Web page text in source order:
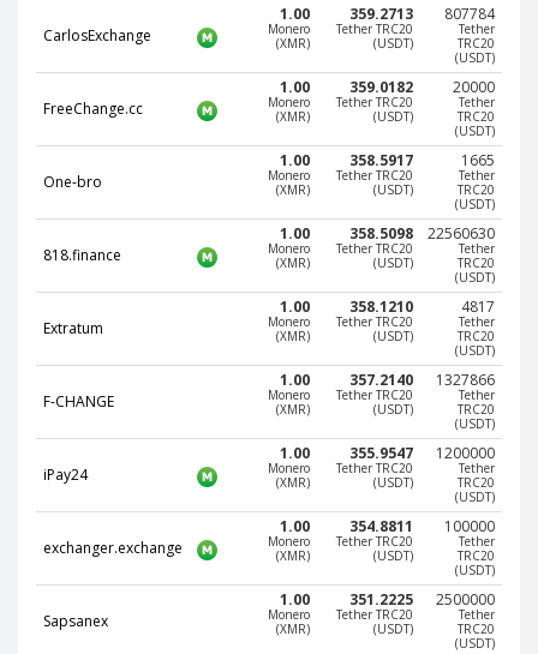
CarlosExchange
1.00
Monero
(XMR)
359.2713
Tether TRC20
(USDT)
807784
Tether
TRC20
(USDT)
FreeChange.cc
1.00
Monero
(XMR)
359.0182
Tether TRC20
(USDT)
20000
Tether
TRC20
(USDT)
One-bro
1.00
Monero
(XMR)
358.5917
Tether TRC20
(USDT)
1665
Tether
TRC20
(USDT)
818.finance
1.00
Monero
(XMR)
358.5098
Tether TRC20
(USDT)
22560630
Tether
TRC20
(USDT)
Extratum
1.00
Monero
(XMR)
358.1210
Tether TRC20
(USDT)
4817
Tether
TRC20
(USDT)
F-CHANGE
1.00
Monero
(XMR)
357.2140
Tether TRC20
(USDT)
1327866
Tether
TRC20
(USDT)
iPay24
1.00
Monero
(XMR)
355.9547
Tether TRC20
(USDT)
1200000
Tether
TRC20
(USDT)
exchanger.exchange
1.00
Monero
(XMR)
354.8811
Tether TRC20
(USDT)
100000
Tether
TRC20
(USDT)
Sapsanex
1.00
Monero
(XMR)
351.2225
Tether TRC20
(USDT)
2500000
Tether
TRC20
(USDT)
Bitcoin (BTC)
Ethereum
(ETH)
Monero (XMR)
(DOGE)
Bitcoin
(WAVES)
Ripple (XRP)
NEO (NEO)
EOS (EOS)
TRON (TRX)
КРИПТОВАЛЮТЫ
Bitcoin (BTC)
Litecoin (LTC)
Ethereum
(ETH)
DASH (DASH)
Zcash (ZEC)
Monero (XMR)
Dogecoin
(DOGE)
Stellar (XLM)
Bitcoin
Cash (BCH)
Waves
(WAVES)
Ripple (XRP)
NEO (NEO)
EOS (EOS)
TRON (TRX)
Cardano
(ADA)